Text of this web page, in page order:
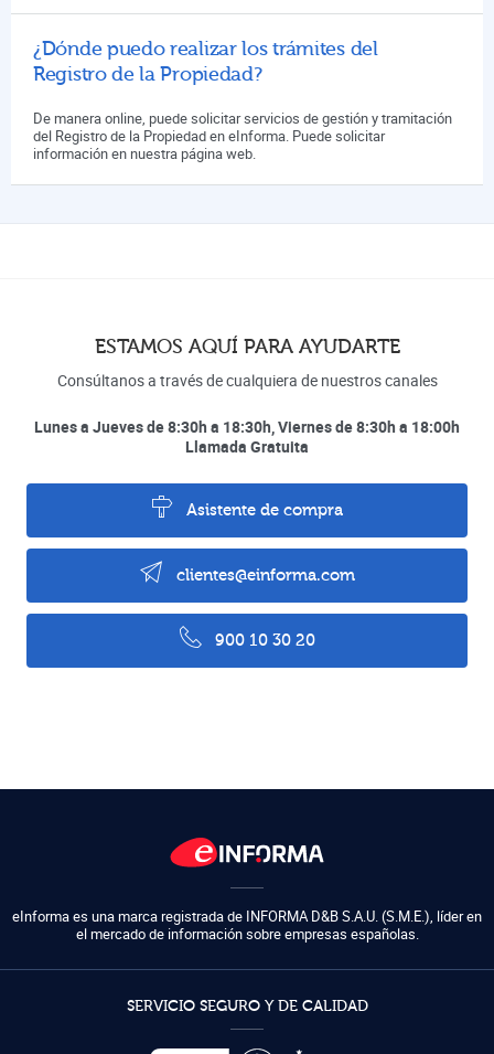
¿Dónde puedo realizar los trámites del
Registro de la Propiedad?
De manera online, puede solicitar servicios de gestión y tramitación
del Registro de la Propiedad en eInforma. Puede solicitar
información en nuestra página web.
ESTAMOS AQUÍ PARA AYUDARTE
Consúltanos a través de cualquiera de nuestros canales
Lunes a Jueves de 8:30h a 18:30h, Viernes de 8:30h a 18:00h
Llamada Gratuita
Asistente de compra
clientes@einforma.com
900 10 30 20
eInforma es una marca registrada de INFORMA D&B S.A.U. (S.M.E.), líder en
el mercado de información sobre empresas españolas.
SERVICIO SEGURO Y DE CALIDAD